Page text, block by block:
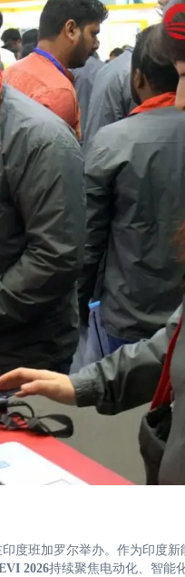
印度班加罗尔举办。作为印度
2026持续聚焦电动化、智能